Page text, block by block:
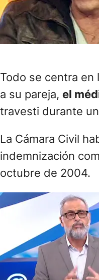
Todo se centra en
a su pareja, el
travesti durante
La Cámara Civil
indemnización
octubre de 2004.